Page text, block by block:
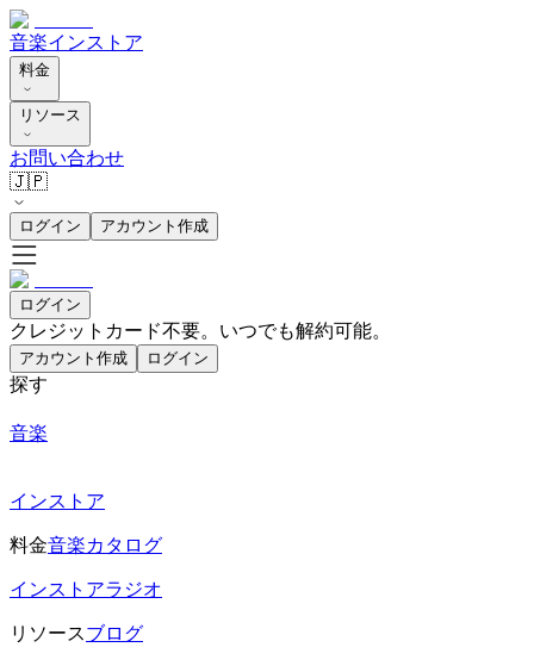
音楽インストア
料金
リソース
お問い合わせ
🇯🇵
ログイン アカウント作成
ログイン
クレジットカード不要。いつでも解約可能。
アカウント作成 ログイン
探す
音楽
インストア
料金音楽カタログ
インストアラジオ
リソースブログ